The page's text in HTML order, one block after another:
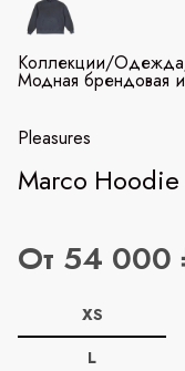
Коллекции/Одежда
Модная брендовая
Pleasures
Marco
От 54 000
XS
L